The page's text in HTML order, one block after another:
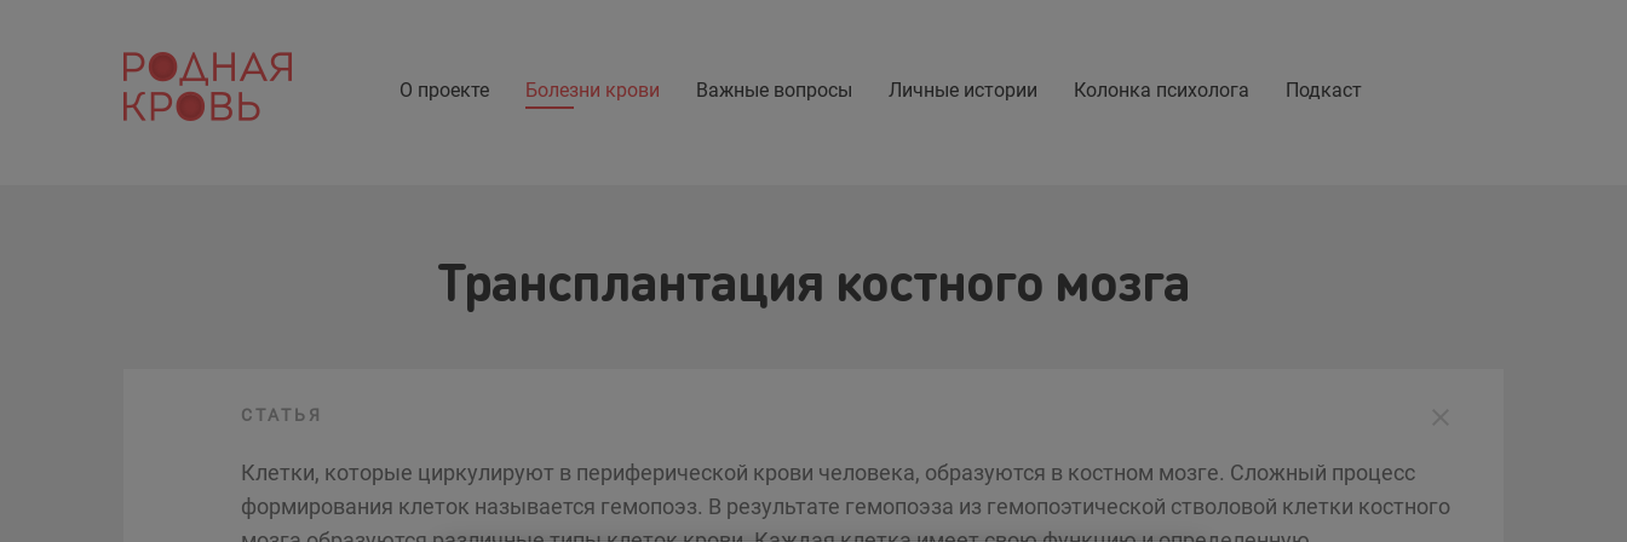
О проекте Болезни крови Важные вопросы Личные истории Колонка психолога Подкаст
Трансплантация костного мозга
СТАТЬЯ
Клетки, которые циркулируют в периферической крови человека, образуются в костном мозге. Сложный процесс
формирования клеток называется гемопоэз. В результате гемопоэза из гемопоэтической стволовой клетки костного